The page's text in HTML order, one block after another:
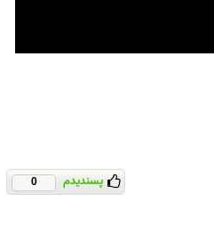
پسندیدم 0